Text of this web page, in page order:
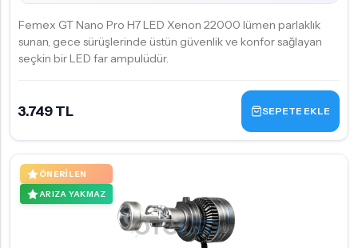
Femex GT Nano Pro H7 LED Xenon 22000 lümen parlaklık
sunan, gece sürüşlerinde üstün güvenlik ve konfor sağlayan
seçkin bir LED far ampulüdür.
3.749 TL SEPETE EKLE
ÖNERILEN
ARIZA YAKMAZ